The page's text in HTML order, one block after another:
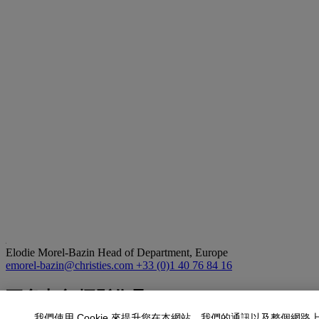
Elodie Morel-Bazin Head of Department, Europe
emorel-bazin@christies.com +33 (0)1 40 76 84 16